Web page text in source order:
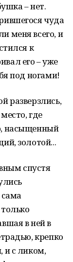
– нет.
чуда
меня всего, и
к
его – уже
под ногами!
разверзлись,
где
насыщенный
золотой...
спустя
в ней в
крепко
и с ликом,